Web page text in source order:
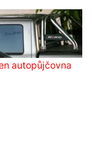
autopůjčovna